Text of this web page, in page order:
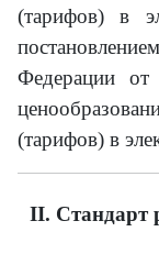
(тарифов) в
Федерации
(тарифов) в
II. Стандарт